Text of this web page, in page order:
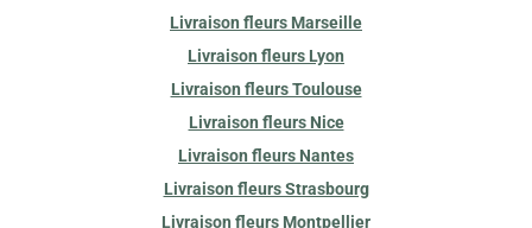
Livraison fleurs Marseille
Livraison fleurs Lyon
Livraison fleurs Toulouse
Livraison fleurs Nice
Livraison fleurs Nantes
Livraison fleurs Strasbourg
Livraison fleurs Montpellier